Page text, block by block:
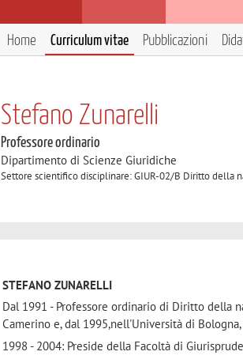
Home Curriculum vitae Pubblicazioni
Stefano Zunarelli
Professore ordinario
Dipartimento di Scienze Giuridiche
Settore scientifico disciplinare: GIUR-02/B Diritto della
STEFANO ZUNARELLI
Dal 1991 - Professore ordinario di Diritto della
Camerino e, dal 1995,nell'Università di
1998 - 2004: Preside della Facoltà di